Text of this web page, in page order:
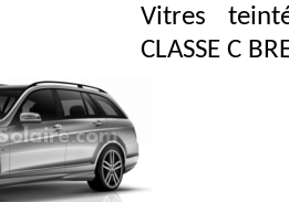
Vitres
CLASSE C